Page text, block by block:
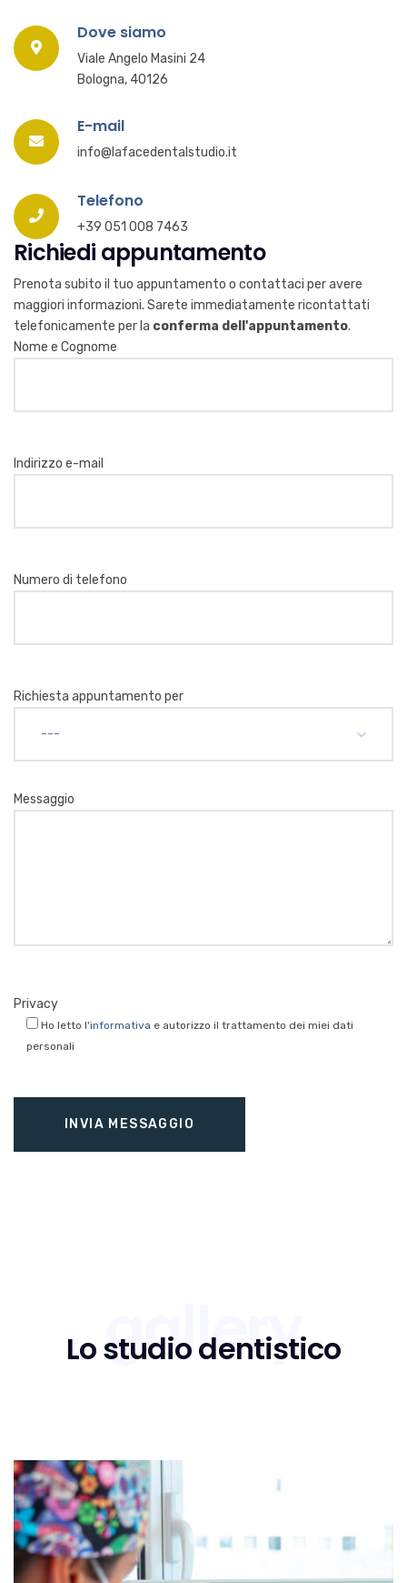
Dove siamo
Viale Angelo Masini 24
Bologna, 40126
E-mail
info@lafacedentalstudio.it
Telefono
+39 051 008 7463
Richiedi appuntamento
Prenota subito il tuo appuntamento o contattaci per avere
maggiori informazioni. Sarete immediatamente ricontattati
telefonicamente per la conferma dell'appuntamento.
Nome e Cognome
Indirizzo e-mail
Numero di telefono
Richiesta appuntamento per
---
Messaggio
Privacy
Ho letto l'informativa e autorizzo il trattamento dei miei dati
personali
gallery
Lo studio dentistico